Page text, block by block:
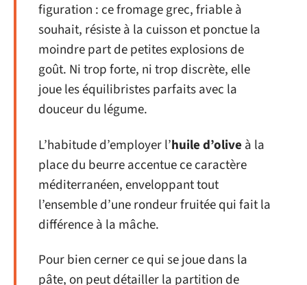
figuration : ce fromage grec, friable à
souhait, résiste à la cuisson et ponctue la
moindre part de petites explosions de
goût. Ni trop forte, ni trop discrète, elle
joue les équilibristes parfaits avec la
douceur du légume.
L’habitude d’employer l’huile d’olive à la
place du beurre accentue ce caractère
méditerranéen, enveloppant tout
l’ensemble d’une rondeur fruitée qui fait la
différence à la mâche.
Pour bien cerner ce qui se joue dans la
pâte, on peut détailler la partition de